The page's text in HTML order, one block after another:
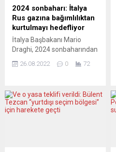
görüşmesinde, istikrarlı bir
Afganistan konusunda iki
ülkenin ortak çıkarlarını ele
aldıklarını bildirdi. İngiliz
bakan ayrıca,...
2024 sonbaharı: İtalya
Rus gazına bağımlılıktan
kurtulmayı hedefliyor
İtalya Başbakanı Mario
Draghi, 2024 sonbaharından
doğal gaza bağımlı
Başbakan Draghi, bir
etkinlikte yaptığı
26.08.2022 0 72